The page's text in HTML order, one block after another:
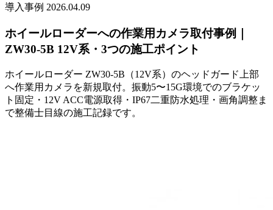
導入事例 2026.04.09
ホイールローダーへの作業用カメラ取付事例｜
ZW30-5B 12V系・3つの施工ポイント
ホイールローダー ZW30-5B（12V系）のヘッドガード上部
へ作業用カメラを新規取付。振動5〜15G環境でのブラケッ
ト固定・12V ACC電源取得・IP67二重防水処理・画角調整ま
で整備士目線の施工記録です。